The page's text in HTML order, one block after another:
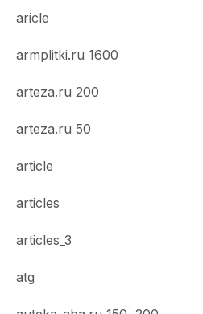
aricle
armplitki.ru 1600
arteza.ru 200
arteza.ru 50
article
articles
articles_3
atg